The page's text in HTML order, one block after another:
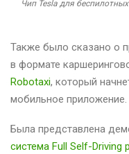
Чип Tesla для
Также было сказано о
в формате
Robotaxi, который
мобильное приложение.
Была представлена
система Full Self-Driving